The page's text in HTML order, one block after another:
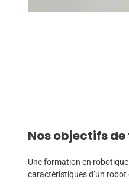
Nos objectifs
Une formation en
caractéristiques d’un